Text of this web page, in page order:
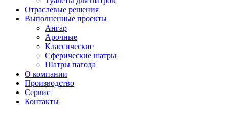
Отраслевые решения
Выполненные проекты
Ангар
Арочные
Классические
Сферические шатры
Шатры пагода
О компании
Производство
Сервис
Контакты